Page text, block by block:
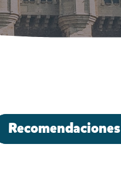
Recomendaciones